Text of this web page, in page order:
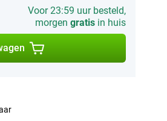
Voor 23:59 uur besteld,
morgen gratisin huis